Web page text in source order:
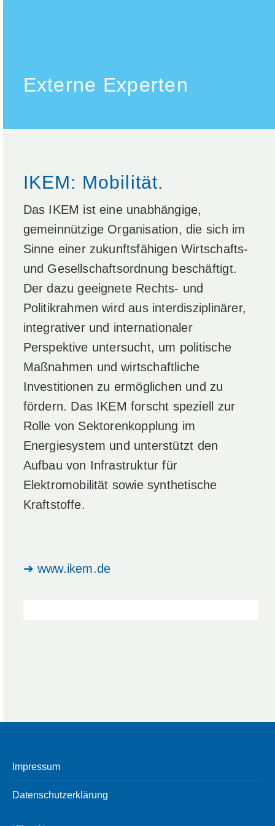
Externe Experten
IKEM: Mobilität.
Das IKEM ist eine unabhängige,
gemeinnützige Organisation, die sich im
Sinne einer zukunftsfähigen Wirtschafts-
und Gesellschaftsordnung beschäftigt.
Der dazu geeignete Rechts- und
Politikrahmen wird aus interdisziplinärer,
integrativer und internationaler
Perspektive untersucht, um politische
Maßnahmen und wirtschaftliche
Investitionen zu ermöglichen und zu
fördern. Das IKEM forscht speziell zur
Rolle von Sektorenkopplung im
Energiesystem und unterstützt den
Aufbau von Infrastruktur für
Elektromobilität sowie synthetische
Kraftstoffe.
➔ www.ikem.de
Impressum
Datenschutzerklärung